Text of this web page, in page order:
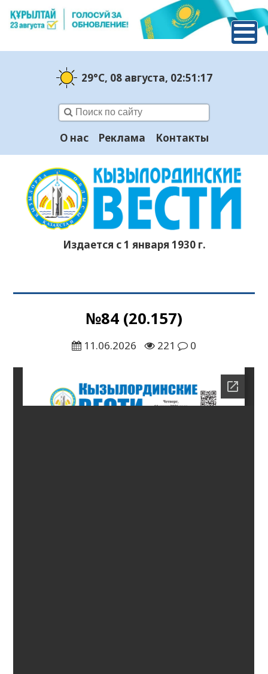
29°C, 08 августа, 02:51:18
О нас Реклама Контакты
Издается с 1 января 1930 г.
№84 (20.157)
11.06.2026 221 0